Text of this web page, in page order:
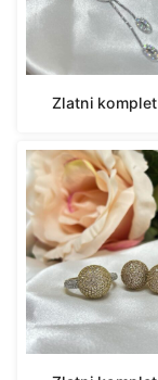
Zlatni komplet